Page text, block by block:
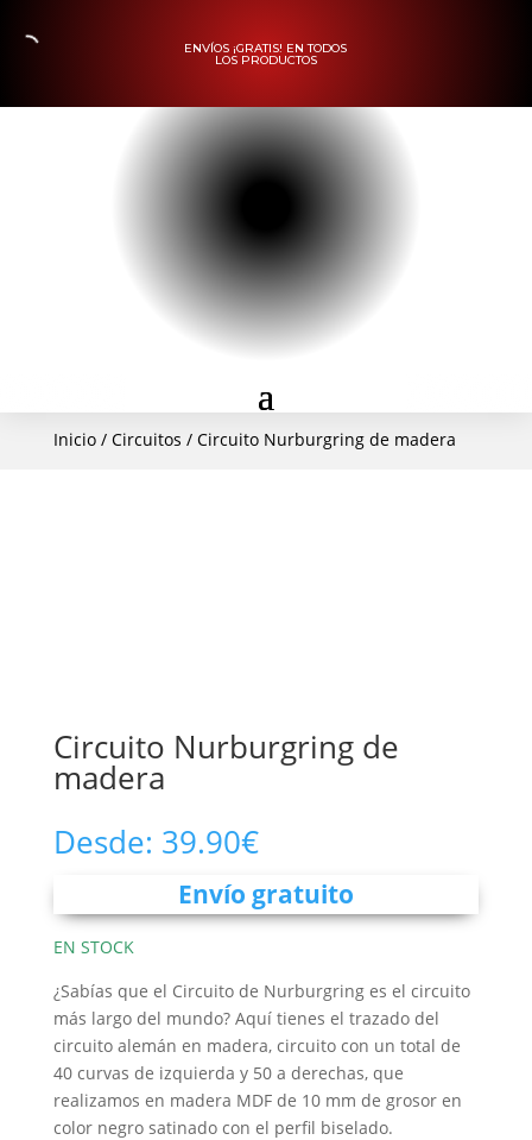
ENVÍOS ¡GRATIS! EN TODOS
LOS PRODUCTOS
Inicio/ Circuitos / Circuito Nurburgring de madera
Circuito Nurburgring de
madera
Desde: 39.90€
Envío gratuito
EN STOCK
¿Sabías que el Circuito de Nurburgring es el circuito
más largo del mundo? Aquí tienes el trazado del
circuito alemán en madera, circuito con un total de
40 curvas de izquierda y 50 a derechas, que
realizamos en madera MDF de 10 mm de grosor en
color negro satinado con el perfil biselado.